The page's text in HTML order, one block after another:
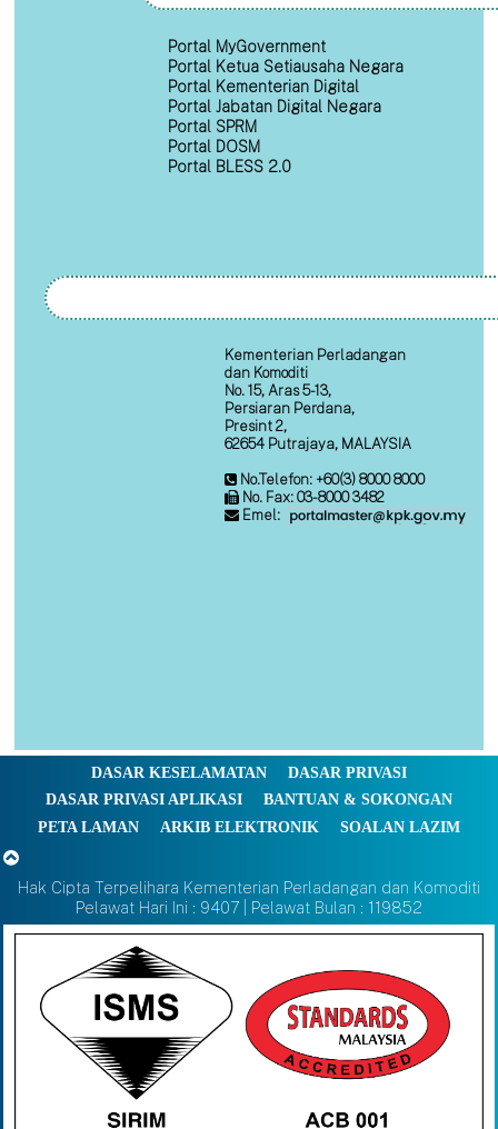
Portal MyGovernment
Portal Ketua Setiausaha Negara
Portal Kementerian Digital
Portal Jabatan Digital Negara
Portal SPRM
Portal DOSM
Portal BLESS 2.0
Kementerian Perladangan
dan Komoditi
No. 15, Aras 5-13,
Persiaran Perdana,
Presint 2,
62654 Putrajaya, MALAYSIA
No.Telefon: +60(3) 8000 8000
No. Fax: 03-8000 3482
Emel:
DASAR KESELAMATAN
DASAR PRIVASI
DASAR PRIVASI APLIKASI
BANTUAN & SOKONGAN
PETA LAMAN
ARKIB ELEKTRONIK SOALAN LAZIM
Hak Cipta Terpelihara Kementerian Perladangan dan Komoditi
Pelawat Hari Ini : 9407 | Pelawat Bulan : 119852